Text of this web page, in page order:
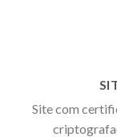
Site com